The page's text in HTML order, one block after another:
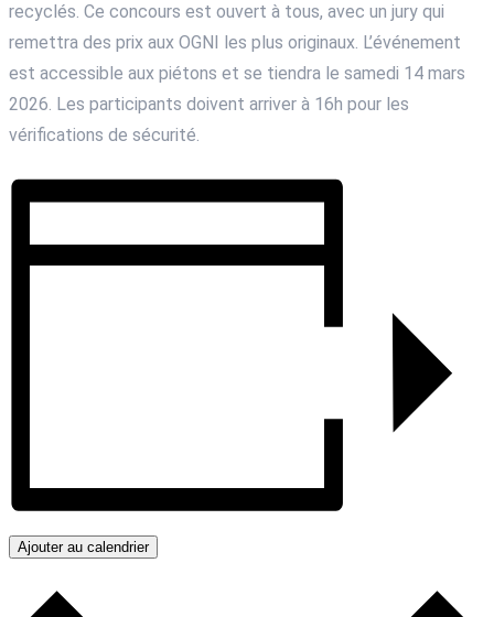
recyclés. Ce concours est ouvert à tous, avec un jury qui
remettra des prix aux OGNI les plus originaux. L’événement
est accessible aux piétons et se tiendra le samedi 14 mars
2026. Les participants doivent arriver à 16h pour les
vérifications de sécurité.
Ajouter au calendrier